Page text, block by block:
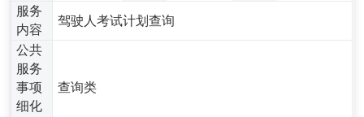
服务
内容
驾驶人考试计划查询
公共
服务
事项
细化
查询类